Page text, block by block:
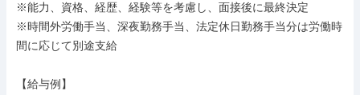
※能力、資格、経歴、経験等を考慮し、面接後に最終決定
※時間外労働手当、深夜勤務手当、法定休日勤務手当分は労働時
間に応じて別途支給
【給与例】